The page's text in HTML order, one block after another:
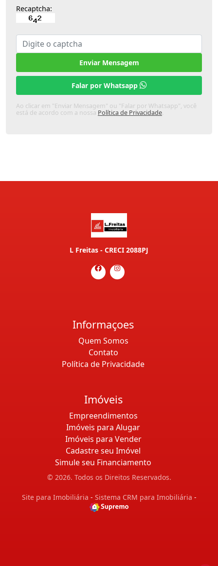
Recaptcha:
Enviar Mensagem
Falar por Whatsapp
Ao clicar em "Enviar Mensagem" ou "Falar por Whatsapp", você
está de acordo com a nossa Política de Privacidade.
L Freitas - CRECI 2088PJ
Informaçoes
Quem Somos
Contato
Política de Privacidade
Imóveis
Empreendimentos
Imóveis para Alugar
Imóveis para Vender
Cadastre seu Imóvel
Simule seu Financiamento
© 2026. Todos os Direitos Reservados.
Site para Imobiliária - Sistema CRM para Imobiliária -